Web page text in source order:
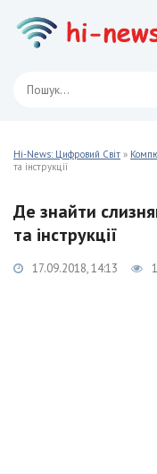
Hi-News: Цифровий Світ »
та інструкції
Де знайти
та інструкції
17.09.2018, 14:13